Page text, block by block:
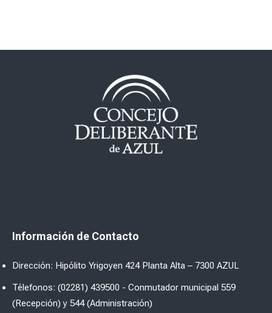
Información de Contacto
Dirección: Hipólito Yrigoyen 424 Planta Alta – 7300 AZUL
Télefonos: (02281) 439500 - Conmutador municipal 559
(Recepción) y 544 (Administración)